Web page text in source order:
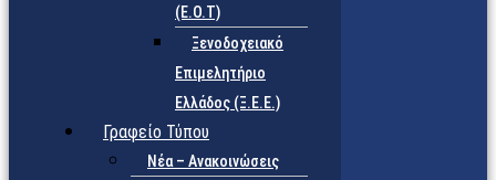
(Ε.Ο.Τ)
Ξενοδοχειακό
Επιμελητήριο
Ελλάδος (Ξ.Ε.Ε.)
Γραφείο Τύπου
Νέα – Ανακοινώσεις